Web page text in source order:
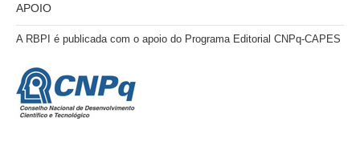
APOIO
A RBPI é publicada com o apoio do Programa Editorial CNPq-CAPES